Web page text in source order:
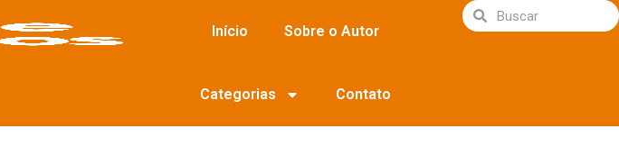
Início Sobre o Autor
Categorias Contato